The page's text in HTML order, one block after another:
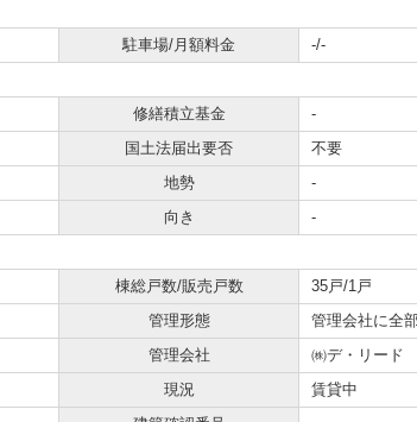
駐車場/月額料金
-/-
修繕積立基金
-
国土法届出要否
不要
地勢
-
向き
-
棟総戸数/販売戸数
35戸/1戸
管理形態
管理会社に全
管理会社
㈱デ・リード
現況
賃貸中